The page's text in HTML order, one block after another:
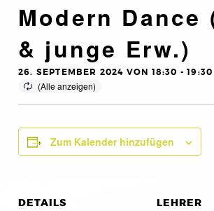
Modern Dance
& junge Erw.)
26. SEPTEMBER 2024 VON 18:30 -19:30
Zum Kalender hinzufügen
DETAILS LEHRER